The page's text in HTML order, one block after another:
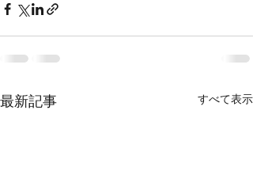
最新記事 すべて表示